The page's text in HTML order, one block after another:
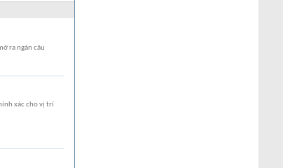
ra ngàn câu
xác cho vị trí